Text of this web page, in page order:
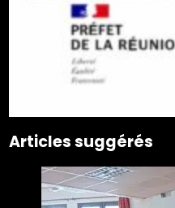
Articles suggérés